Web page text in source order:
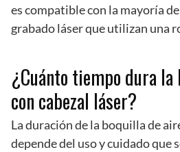
es compatible con la mayoría
grabado láser que utilizan una
¿Cuánto tiempo dura
con cabezal láser?
La duración de la boquilla de
depende del uso y cuidado que